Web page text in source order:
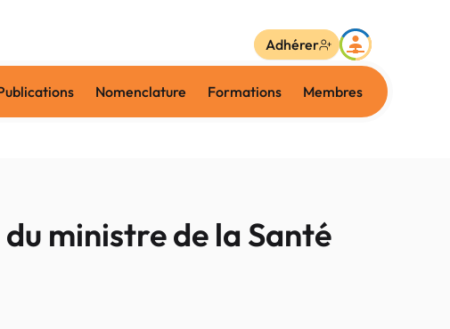
Nomenclature Formations Membres
Adhérer
ministre de la Santé